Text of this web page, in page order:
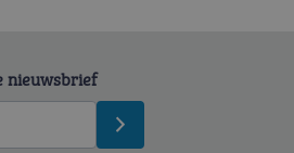
nieuwsbrief